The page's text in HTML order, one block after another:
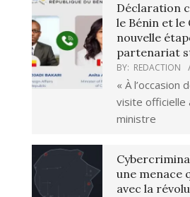
Déclaration
le Bénin et le
nouvelle
partenariat
BY: REDACTION
« À l’occasion
visite officielle
ministre
une menace
avec la